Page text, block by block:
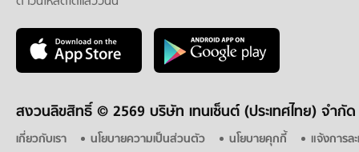
สงวนลิขสิทธิ์ © 2569 บริษัท เทนเซ็นต์ (ประเทศไทย) จำกัด
เกี่ยวกับเรา นโยบายความเป็นส่วนตัว นโยบายคุกกี้ แจ้งการล